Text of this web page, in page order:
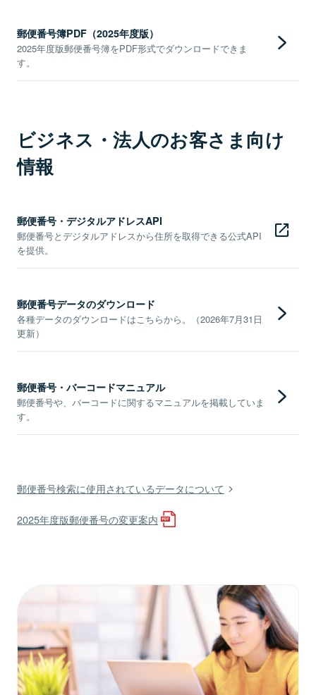
郵便番号簿PDF（2025年度版）
2025年度版郵便番号簿をPDF形式でダウンロードできま
す。
ビジネス・法人のお客さま向け
情報
郵便番号・デジタルアドレスAPI
郵便番号とデジタルアドレスから住所を取得できる公式API
を提供。
郵便番号データのダウンロード
各種データのダウンロードはこちらから。（2026年7月31日
更新）
郵便番号・バーコードマニュアル
郵便番号や、バーコードに関するマニュアルを掲載していま
す。
郵便番号検索に使用されているデータについて
2025年度版郵便番号の変更案内